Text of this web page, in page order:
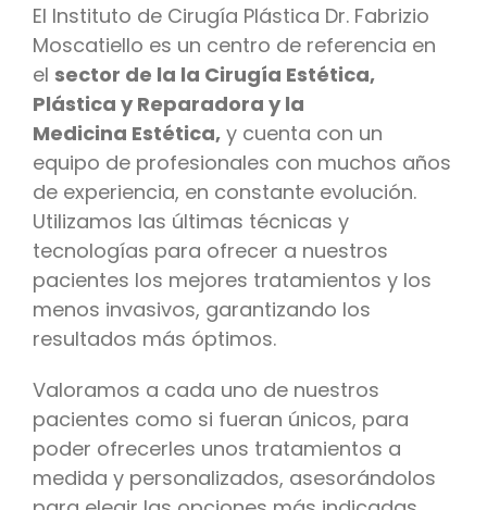
El Instituto de Cirugía Plástica Dr. Fabrizio
Moscatiello es un centro de referencia en
el sector de la la Cirugía Estética,
Plástica y Reparadora y la
Medicina Estética,y cuenta con un
equipo de profesionales con muchos años
de experiencia, en constante evolución.
Utilizamos las últimas técnicas y
tecnologías para ofrecer a nuestros
pacientes los mejores tratamientos y los
menos invasivos, garantizando los
resultados más óptimos.
Valoramos a cada uno de nuestros
pacientes como si fueran únicos, para
poder ofrecerles unos tratamientos a
medida y personalizados, asesorándolos